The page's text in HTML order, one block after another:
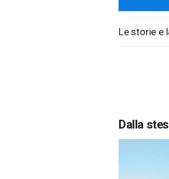
Le storie e
Dalla